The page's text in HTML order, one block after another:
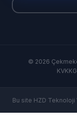
© 2026
KVKK
Bu site HZD Teknoloji